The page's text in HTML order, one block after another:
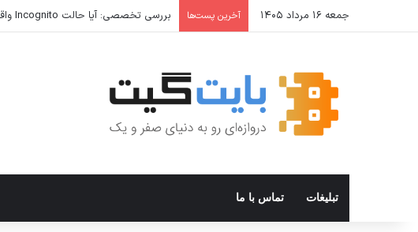
جمعه ۱۶ مرداد ۱۴۰۵ آخرین پست‌ها یونیتک؛ مرجع خرید عمده و خرده لوازم
تبلیغات تماس با ما